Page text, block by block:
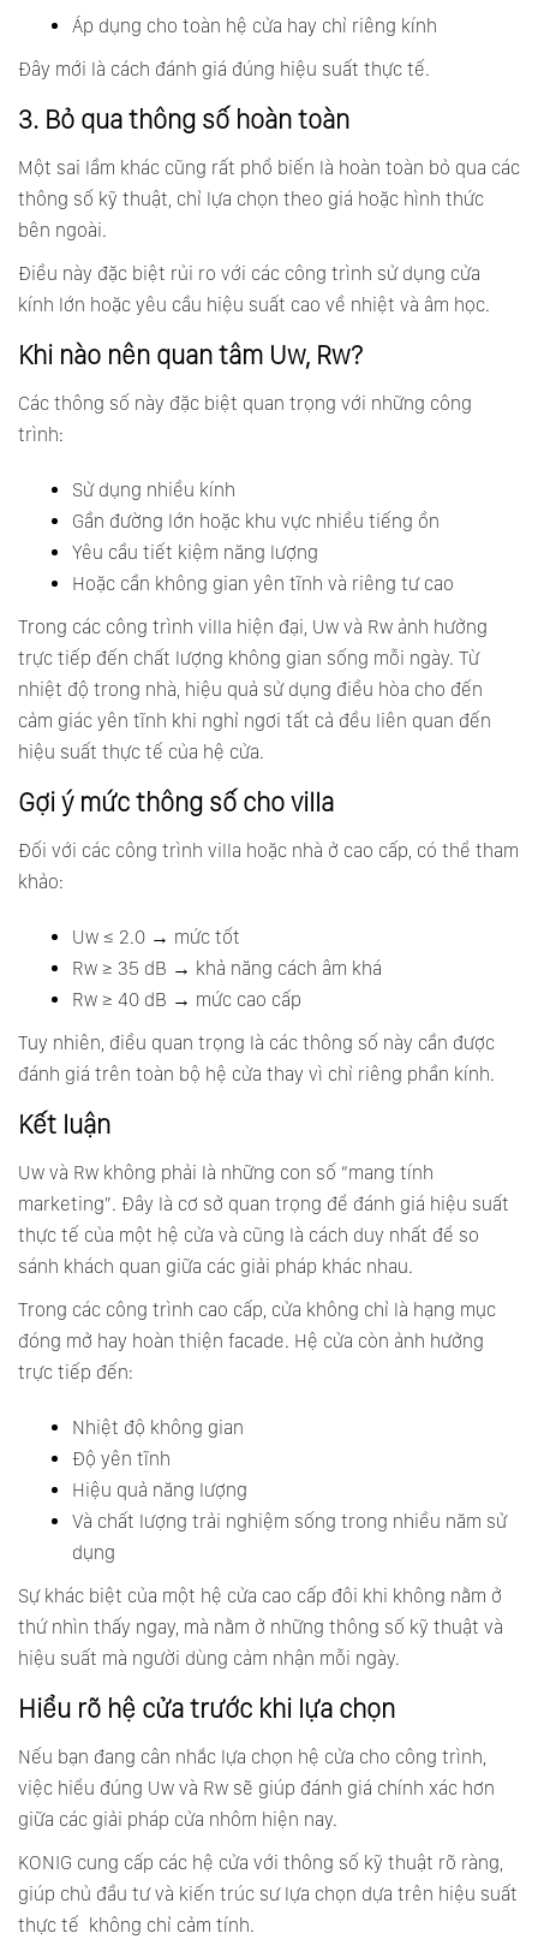
Áp dụng cho toàn hệ cửa hay chỉ riêng kính
Đây mới là cách đánh giá đúng hiệu suất thực tế.
3. Bỏ qua thông số hoàn toàn
Một sai lầm khác cũng rất phổ biến là hoàn toàn bỏ qua các
thông số kỹ thuật, chỉ lựa chọn theo giá hoặc hình thức
bên ngoài.
Điều này đặc biệt rủi ro với các công trình sử dụng cửa
kính lớn hoặc yêu cầu hiệu suất cao về nhiệt và âm học.
Khi nào nên quan tâm Uw, Rw?
Các thông số này đặc biệt quan trọng với những công
trình:
Sử dụng nhiều kính
Gần đường lớn hoặc khu vực nhiều tiếng ồn
Yêu cầu tiết kiệm năng lượng
Hoặc cần không gian yên tĩnh và riêng tư cao
Trong các công trình villa hiện đại, Uw và Rw ảnh hưởng
trực tiếp đến chất lượng không gian sống mỗi ngày. Từ
nhiệt độ trong nhà, hiệu quả sử dụng điều hòa cho đến
cảm giác yên tĩnh khi nghỉ ngơi tất cả đều liên quan đến
hiệu suất thực tế của hệ cửa.
Gợi ý mức thông số cho villa
Đối với các công trình villa hoặc nhà ở cao cấp, có thể tham
khảo:
Uw ≤ 2.0 → mức tốt
Rw ≥ 35 dB → khả năng cách âm khá
Rw ≥ 40 dB → mức cao cấp
Tuy nhiên, điều quan trọng là các thông số này cần được
đánh giá trên toàn bộ hệ cửa thay vì chỉ riêng phần kính.
Kết luận
Uw và Rw không phải là những con số “mang tính
marketing”. Đây là cơ sở quan trọng để đánh giá hiệu suất
thực tế của một hệ cửa và cũng là cách duy nhất để so
sánh khách quan giữa các giải pháp khác nhau.
Trong các công trình cao cấp, cửa không chỉ là hạng mục
đóng mở hay hoàn thiện facade. Hệ cửa còn ảnh hưởng
trực tiếp đến:
Nhiệt độ không gian
Độ yên tĩnh
Hiệu quả năng lượng
Và chất lượng trải nghiệm sống trong nhiều năm sử
dụng
Sự khác biệt của một hệ cửa cao cấp đôi khi không nằm ở
thứ nhìn thấy ngay, mà nằm ở những thông số kỹ thuật và
hiệu suất mà người dùng cảm nhận mỗi ngày.
Hiểu rõ hệ cửa trước khi lựa chọn
Nếu bạn đang cân nhắc lựa chọn hệ cửa cho công trình,
việc hiểu đúng Uw và Rw sẽ giúp đánh giá chính xác hơn
giữa các giải pháp cửa nhôm hiện nay.
KONIG cung cấp các hệ cửa với thông số kỹ thuật rõ ràng,
giúp chủ đầu tư và kiến trúc sư lựa chọn dựa trên hiệu suất
thực tế không chỉ cảm tính.